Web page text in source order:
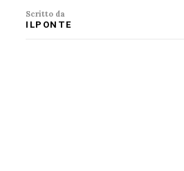
Scritto da
ILPONTE